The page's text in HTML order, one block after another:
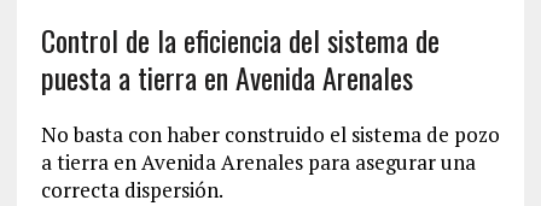
Control de la eficiencia del sistema de
puesta a tierra en Avenida Arenales
No basta con haber construido el sistema de pozo
a tierra en Avenida Arenales para asegurar una
correcta dispersión.